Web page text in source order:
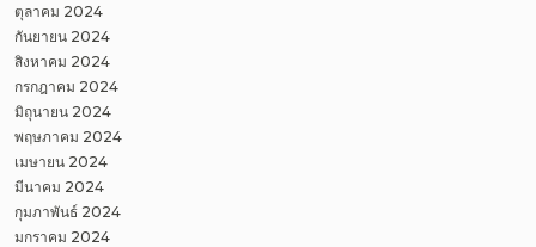
ตุลาคม 2024
กันยายน 2024
สิงหาคม 2024
กรกฎาคม 2024
มิถุนายน 2024
พฤษภาคม 2024
เมษายน 2024
มีนาคม 2024
กุมภาพันธ์ 2024
มกราคม 2024